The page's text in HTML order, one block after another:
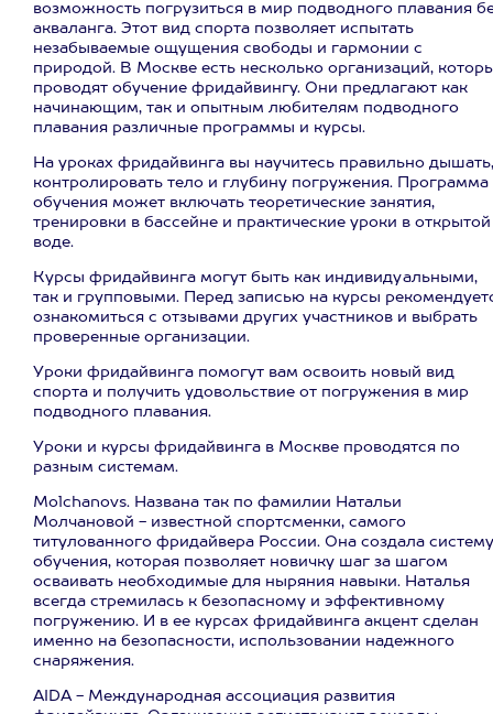
возможность погрузиться в мир подводного плавания
акваланга. Этот вид спорта позволяет испытать
незабываемые ощущения свободы и гармонии с
природой. В Москве есть несколько организаций,
проводят обучение фридайвингу. Они предлагают как
начинающим, так и опытным любителям подводного
плавания различные программы и курсы.
На уроках фридайвинга вы научитесь правильно дышать,
контролировать тело и глубину погружения. Программа
обучения может включать теоретические занятия,
тренировки в бассейне и практические уроки в открытой
воде.
Курсы фридайвинга могут быть как индивидуальными,
так и групповыми. Перед записью на курсы
ознакомиться с отзывами других участников и выбрать
проверенные организации.
Уроки фридайвинга помогут вам освоить новый вид
спорта и получить удовольствие от погружения в мир
подводного плавания.
Уроки и курсы фридайвинга в Москве проводятся по
разным системам.
Molchanovs. Названа так по фамилии Натальи
Молчановой - известной спортсменки, самого
титулованного фридайвера России. Она создала систему
обучения, которая позволяет новичку шаг за шагом
осваивать необходимые для ныряния навыки. Наталья
всегда стремилась к безопасному и эффективному
погружению. И в ее курсах фридайвинга акцент сделан
именно на безопасности, использовании надежного
снаряжения.
AIDA - Международная ассоциация развития